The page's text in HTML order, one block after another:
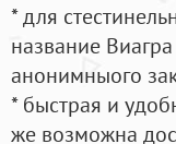
* для
название
анонимныого
* быстрая и
же возможна